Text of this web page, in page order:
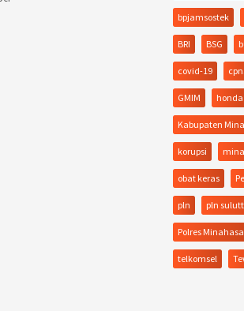
bpjamsostek
BRI BSG
covid-19
GMIM honda
Kabupaten
korupsi
obat keras
pln pln
Polres Minahasa
telkomsel